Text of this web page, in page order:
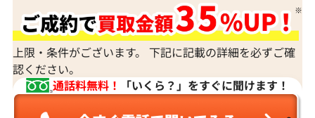
上限・条件がございます。 下記に記載の詳細を必ずご確
認ください。
通話料無料！
「いくら？」をすぐに聞けます！